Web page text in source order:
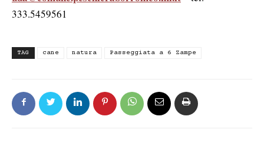
333.5459561
TAG cane natura Passeggiata a 6 Zampe